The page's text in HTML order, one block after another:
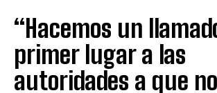
“Hacemos un
primer lugar a las
autoridades a que no